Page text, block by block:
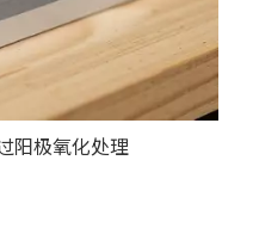
阳极氧化处理